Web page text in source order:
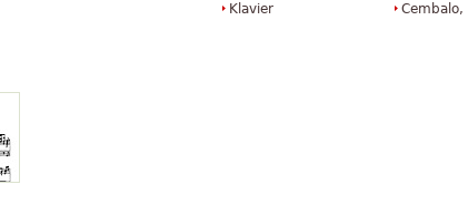
Klavier
Cembalo,